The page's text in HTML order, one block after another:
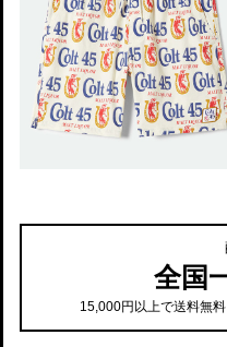
全国
15,000円以上で送料無